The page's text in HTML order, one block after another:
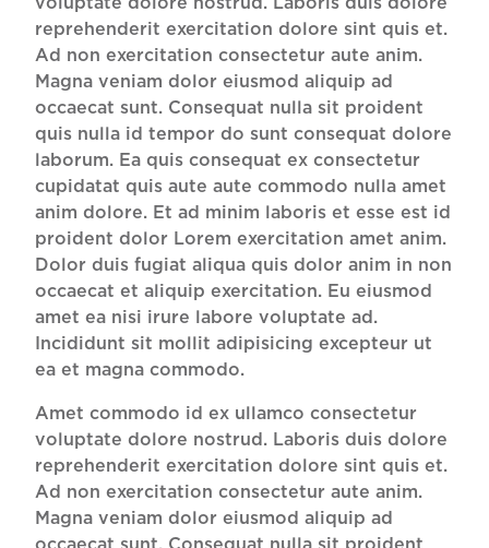
reprehenderit exercitation dolore sint quis et.
Ad non exercitation consectetur aute anim.
Magna veniam dolor eiusmod aliquip ad
occaecat sunt. Consequat nulla sit proident
quis nulla id tempor do sunt consequat dolore
laborum. Ea quis consequat ex consectetur
cupidatat quis aute aute commodo nulla amet
anim dolore. Et ad minim laboris et esse est id
proident dolor Lorem exercitation amet anim.
Dolor duis fugiat aliqua quis dolor anim in non
occaecat et aliquip exercitation. Eu eiusmod
amet ea nisi irure labore voluptate ad.
Incididunt sit mollit adipisicing excepteur ut
ea et magna commodo.
Amet commodo id ex ullamco consectetur
voluptate dolore nostrud. Laboris duis dolore
reprehenderit exercitation dolore sint quis et.
Ad non exercitation consectetur aute anim.
Magna veniam dolor eiusmod aliquip ad
occaecat sunt. Consequat nulla sit proident